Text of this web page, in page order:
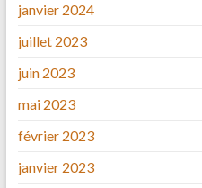
janvier 2024
juillet 2023
juin 2023
mai 2023
février 2023
janvier 2023